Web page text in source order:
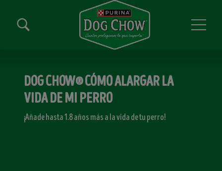
Menú secundario Dog Chow
Menú Principal Dog Chow
DOG CHOW® CÓMO ALARGAR LA
VIDA DE MI PERRO
¡Añade hasta 1.8 años más a la vida de tu perro!